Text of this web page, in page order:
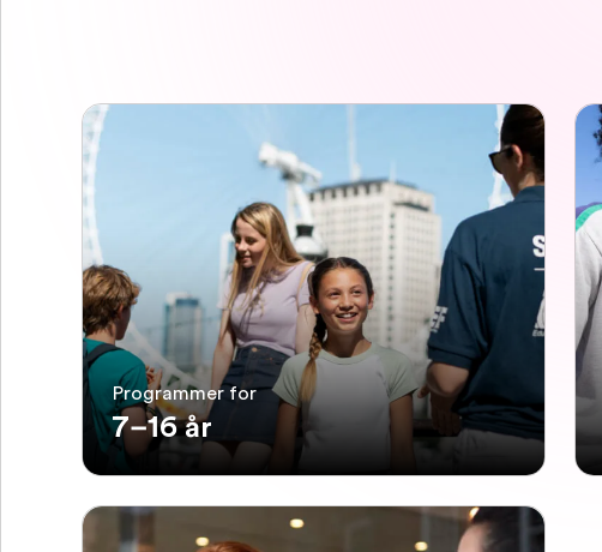
Programmer for
7–16 år